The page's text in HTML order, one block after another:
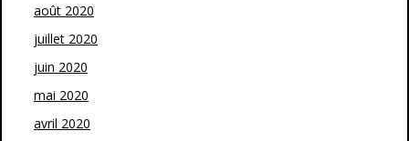
août 2020
juillet 2020
juin 2020
mai 2020
avril 2020